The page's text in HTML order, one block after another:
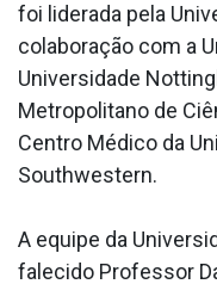
foi liderada pela
colaboração com a
Universidade
Metropolitano de
Centro Médico da
Southwestern.
A equipe da
falecido Professor